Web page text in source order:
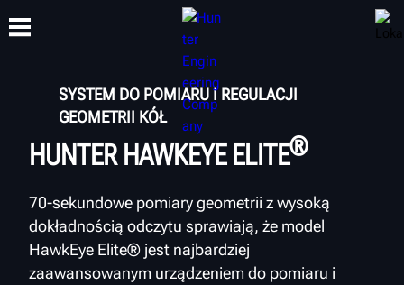
SZKOLENIA
SYSTEM DO POMIARU I REGULACJI
GEOMETRII KÓŁ
HUNTER HAWKEYE ELITE®
70-sekundowe pomiary geometrii z wysoką
dokładnością odczytu sprawiają, że model
HawkEye Elite® jest najbardziej
zaawansowanym urządzeniem do pomiaru i